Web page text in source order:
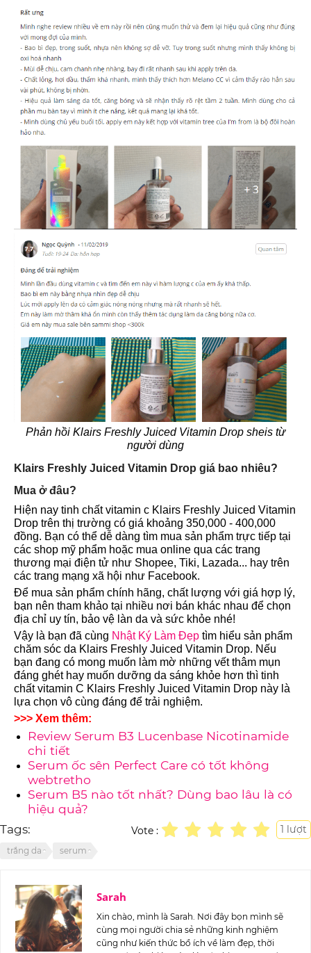
Phản hồi Klairs Freshly Juiced Vitamin Drop sheis từ
người dùng
Klairs Freshly Juiced Vitamin Drop giá bao nhiêu?
Mua ở đâu?
Hiện nay tinh chất vitamin c Klairs Freshly Juiced Vitamin
Drop trên thị trường có giá khoảng 350,000 - 400,000
đồng. Bạn có thể dễ dàng tìm mua sản phẩm trực tiếp tại
các shop mỹ phẩm hoặc mua online qua các trang
thương mại điện tử như Shopee, Tiki, Lazada... hay trên
các trang mạng xã hội như Facebook.
Để mua sản phẩm chính hãng, chất lượng với giá hợp lý,
bạn nên tham khảo tại nhiều nơi bán khác nhau để chọn
địa chỉ uy tín, bảo vệ làn da và sức khỏe nhé!
Vậy là bạn đã cùng Nhật Ký Làm Đẹp tìm hiểu sản phẩm
chăm sóc da Klairs Freshly Juiced Vitamin Drop. Nếu
bạn đang có mong muốn làm mờ những vết thâm mụn
đáng ghét hay muốn dưỡng da sáng khỏe hơn thì tinh
chất vitamin C Klairs Freshly Juiced Vitamin Drop này là
lựa chọn vô cùng đáng để trải nghiệm.
>>> Xem thêm:
Review Serum B3 Lucenbase Nicotinamide
chi tiết
Serum ốc sên Perfect Care có tốt không
webtretho
Serum B5 nào tốt nhất? Dùng bao lâu là có
hiệu quả?
Tags:
trắng da serum
1 lượt
Vote :
Sarah
Xin chào, mình là Sarah. Nơi đây bọn mình sẽ
cùng mọi người chia sẻ những kinh nghiệm
cũng như kiến thức bổ ích về làm đẹp, thời